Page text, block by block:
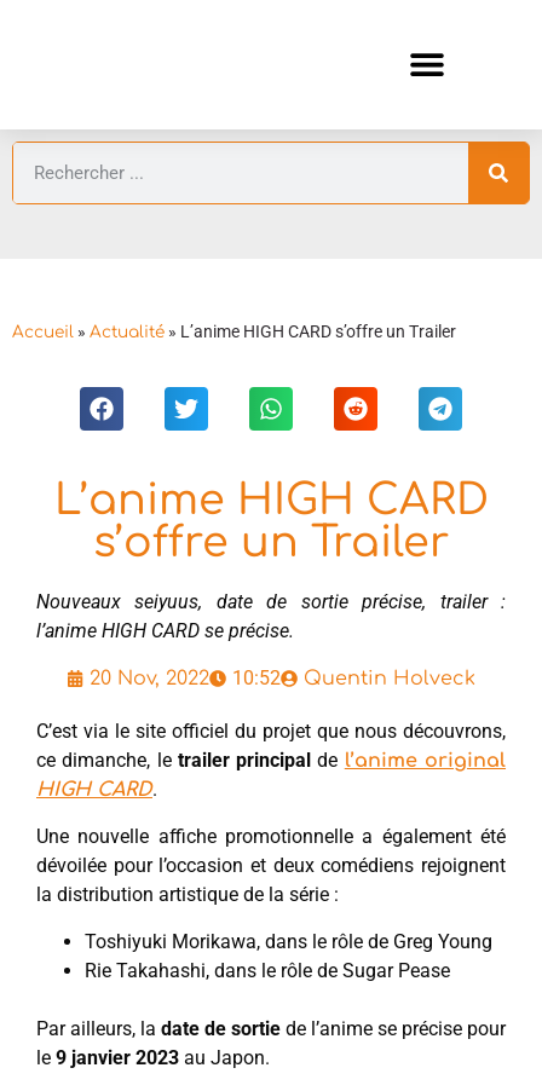
Accueil » Actualité » L’anime HIGH CARD s’offre un Trailer
L’anime HIGH CARD
s’offre un Trailer
Nouveaux seiyuus, date de sortie précise, trailer :
l’anime HIGH CARD se précise.
20 Nov, 2022 10:52 Quentin Holveck
C’est via le site officiel du projet que nous découvrons,
ce dimanche, le trailer principal de l’anime original
HIGH CARD.
Une nouvelle affiche promotionnelle a également été
dévoilée pour l’occasion et deux comédiens rejoignent
la distribution artistique de la série :
Toshiyuki Morikawa, dans le rôle de Greg Young
Rie Takahashi, dans le rôle de Sugar Pease
Par ailleurs, la date de sortie de l’anime se précise pour
le 9 janvier 2023 au Japon.